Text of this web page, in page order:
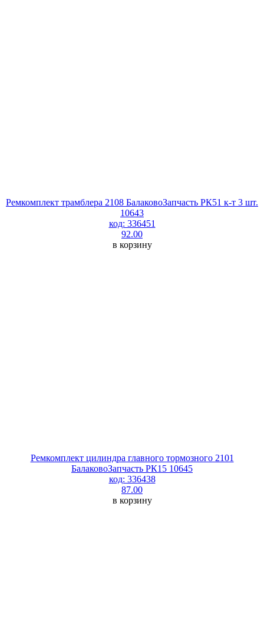
Ремкомплект трамблера 2108 БалаковоЗапчасть РК51 к-т 3 шт.
10643
код: 336451
92.00
в корзину
Ремкомплект цилиндра главного тормозного 2101
БалаковоЗапчасть РК15 10645
код: 336438
87.00
в корзину